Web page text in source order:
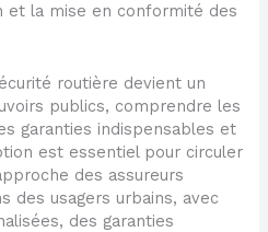
et la mise en conformité des
routière devient un
publics, comprendre les
garanties indispensables et
est essentiel pour circuler
des assureurs
des usagers urbains, avec
des garanties